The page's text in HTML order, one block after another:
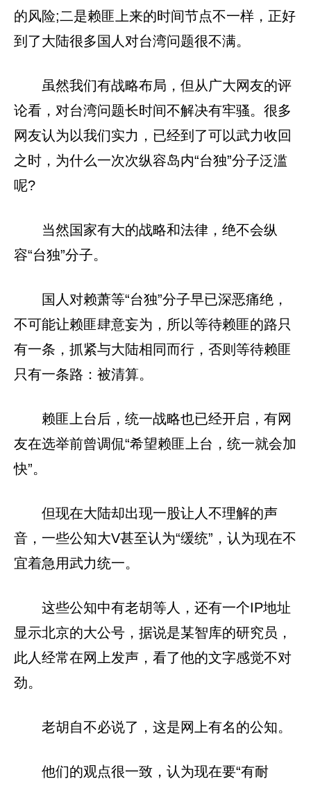
的风险;二是赖匪上来的时间节点不一样，正好
到了大陆很多国人对台湾问题很不满。
虽然我们有战略布局，但从广大网友的评
论看，对台湾问题长时间不解决有牢骚。很多
网友认为以我们实力，已经到了可以武力收回
之时，为什么一次次纵容岛内“台独”分子泛滥
呢?
当然国家有大的战略和法律，绝不会纵
容“台独”分子。
国人对赖萧等“台独”分子早已深恶痛绝，
不可能让赖匪肆意妄为，所以等待赖匪的路只
有一条，抓紧与大陆相同而行，否则等待赖匪
只有一条路：被清算。
赖匪上台后，统一战略也已经开启，有网
友在选举前曾调侃“希望赖匪上台，统一就会加
快”。
但现在大陆却出现一股让人不理解的声
音，一些公知大V甚至认为“缓统”，认为现在不
宜着急用武力统一。
这些公知中有老胡等人，还有一个IP地址
显示北京的大公号，据说是某智库的研究员，
此人经常在网上发声，看了他的文字感觉不对
劲。
老胡自不必说了，这是网上有名的公知。
他们的观点很一致，认为现在要“有耐